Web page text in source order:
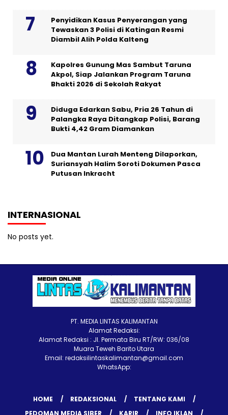
Penyidikan Kasus Penyerangan yang
Tewaskan 3 Polisi di Katingan Resmi
Diambil Alih Polda Kalteng
Kapolres Gunung Mas Sambut Taruna
Akpol, Siap Jalankan Program Taruna
Bhakti 2026 di Sekolah Rakyat
Diduga Edarkan Sabu, Pria 26 Tahun di
Palangka Raya Ditangkap Polisi, Barang
Bukti 4,42 Gram Diamankan
Dua Mantan Lurah Menteng Dilaporkan,
Suriansyah Halim Soroti Dokumen Pasca
Putusan Inkracht
INTERNASIONAL
No posts yet.
PT. MEDIA LINTAS KALIMANTAN
Alamat Redaksi:
Alamat Redaksi : Jl. Permata Biru RT/RW: 036/08
Muara Teweh Barito Utara
Email: redaksilintaskalimantan@gmail.com
WhatsApp:
HOME REDAKSIONAL
TENTANG KAMI
PEDOMAN MEDIA SIBER
KARIR INFO IKLAN